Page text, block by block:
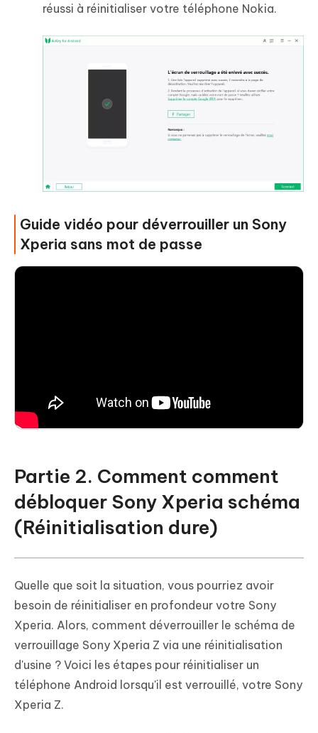
réussi à réinitialiser votre téléphone Nokia.
Guide vidéo pour déverrouiller un Sony
Xperia sans mot de passe
Partie 2. Comment comment
débloquer Sony Xperia schéma
(Réinitialisation dure)
Quelle que soit la situation, vous pourriez avoir
besoin de réinitialiser en profondeur votre Sony
Xperia. Alors, comment déverrouiller le schéma de
verrouillage Sony Xperia Z via une réinitialisation
d'usine ? Voici les étapes pour réinitialiser un
téléphone Android lorsqu'il est verrouillé, votre Sony
Xperia Z.